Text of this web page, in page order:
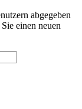
abgegeben
einen neuen